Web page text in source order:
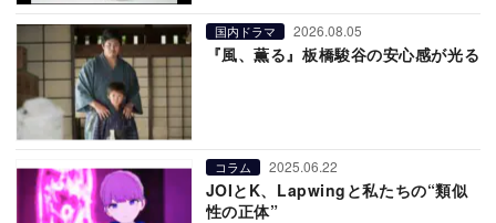
国内ドラマ 2026.08.05
『風、薫る』板橋駿谷の安心感が光る
コラム 2025.06.22
JOIとK、Lapwingと私たちの“類似
性の正体”